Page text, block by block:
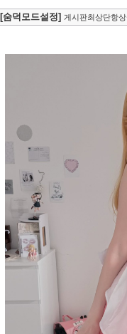
[숨덕모드설정] 게시판최상단항